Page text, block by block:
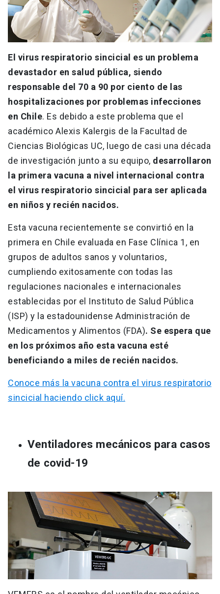
El virus respiratorio sincicial es un problema
devastador en salud pública, siendo
responsable del 70 a 90 por ciento de las
hospitalizaciones por problemas infecciones
en Chile. Es debido a este problema que el
académico Alexis Kalergis de la Facultad de
Ciencias Biológicas UC, luego de casi una década
de investigación junto a su equipo, desarrollaron
la primera vacuna a nivel internacional contra
el virus respiratorio sincicial para ser aplicada
en niños y recién nacidos.
Esta vacuna recientemente se convirtió en la
primera en Chile evaluada en Fase Clínica 1, en
grupos de adultos sanos y voluntarios,
cumpliendo exitosamente con todas las
regulaciones nacionales e internacionales
establecidas por el Instituto de Salud Pública
(ISP) y la estadounidense Administración de
Medicamentos y Alimentos (FDA). Se espera que
en los próximos año esta vacuna esté
beneficiando a miles de recién nacidos.
Conoce más la vacuna contra el virus respiratorio
sincicial haciendo click aquí.
Ventiladores mecánicos para casos
de covid-19